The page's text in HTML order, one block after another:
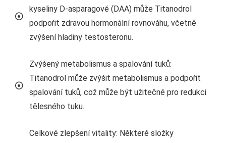
kyseliny D-asparagové (DAA) může Titanodrol
podpořit zdravou hormonální rovnováhu, včetně
zvýšení hladiny testosteronu.
Zvýšený metabolismus a spalování tuků:
Titanodrol může zvýšit metabolismus a podpořit
spalování tuků, což může být užitečné pro redukci
tělesného tuku.
Celkové zlepšení vitality: Některé složky